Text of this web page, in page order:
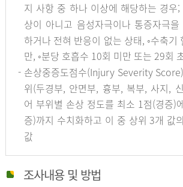
지 사항 중 하나 이상에 해당하는 경우;
상이 아니고 음성자극이나 통증자극
하거나 전혀 반응이 없는 상태, ◦수축기
만, ◦분당 호흡수 10회 미만 또는 29회
- 손상중증도점수(Injury Severity
위(두경부, 안면부, 흉부, 복부, 사지,
어 부위별 손상 정도를 최소 1점(경증)
증)까지 수치화하고 이 중 상위 3개 값
값
조사내용 및 방법